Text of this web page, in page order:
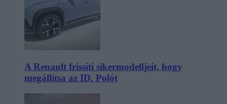
A Renault frissíti sikermodelljeit, hogy
megállítsa az ID. Polót